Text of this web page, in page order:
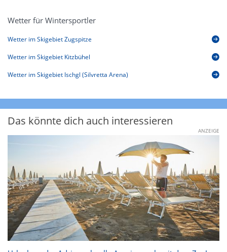
Wetter für Wintersportler
Wetter im Skigebiet Zugspitze
Wetter im Skigebiet Kitzbühel
Wetter im Skigebiet Ischgl (Silvretta Arena)
Das könnte dich auch interessieren
ANZEIGE